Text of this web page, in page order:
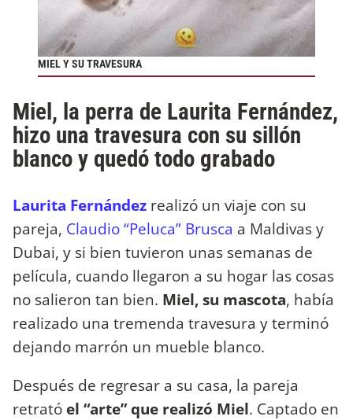
MIEL Y SU TRAVESURA
Miel, la perra de Laurita Fernández,
hizo una travesura con su sillón
blanco y quedó todo grabado
Laurita Fernández realizó un viaje con su
pareja, Claudio “Peluca” Brusca a Maldivas y
Dubai, y si bien tuvieron unas semanas de
película, cuando llegaron a su hogar las cosas
no salieron tan bien. Miel, su mascota, había
realizado una tremenda travesura y terminó
dejando marrón un mueble blanco.
Después de regresar a su casa, la pareja
retrató el “arte” que realizó Miel. Captado en